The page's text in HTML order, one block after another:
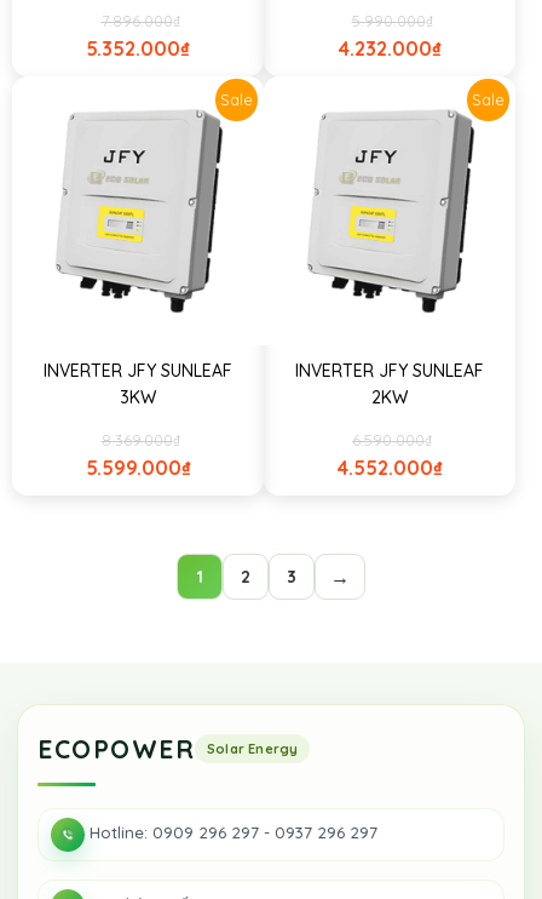
₫
7.896.000
₫
5.352.000
₫
5.990.000
₫
4.232.000
Sale
INVERTER JFY SUNLEAF
3KW
₫
8.369.000
₫
5.599.000
Sale
INVERTER JFY SUNLEAF
2KW
₫
6.590.000
₫
4.552.000
1 2 3 →
ECOPOWER
Hotline: 0909 296 297 - 0937 296 297